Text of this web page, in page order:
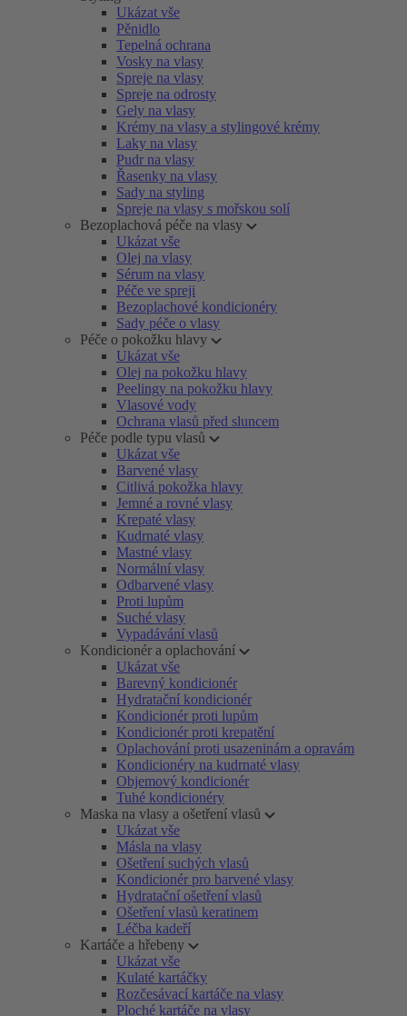
Ukázat vše
Pěnidlo
Tepelná ochrana
Vosky na vlasy
Spreje na vlasy
Spreje na odrosty
Gely na vlasy
Krémy na vlasy a stylingové krémy
Laky na vlasy
Pudr na vlasy
Řasenky na vlasy
Sady na styling
Spreje na vlasy s mořskou solí
Bezoplachová péče na vlasy
Ukázat vše
Olej na vlasy
Sérum na vlasy
Péče ve spreji
Bezoplachové kondicionéry
Sady péče o vlasy
Péče o pokožku hlavy
Ukázat vše
Olej na pokožku hlavy
Peelingy na pokožku hlavy
Vlasové vody
Ochrana vlasů před sluncem
Péče podle typu vlasů
Ukázat vše
Barvené vlasy
Citlivá pokožka hlavy
Jemné a rovné vlasy
Krepaté vlasy
Kudrnaté vlasy
Mastné vlasy
Normální vlasy
Odbarvené vlasy
Proti lupům
Suché vlasy
Vypadávání vlasů
Kondicionér a oplachování
Ukázat vše
Barevný kondicionér
Hydratační kondicionér
Kondicionér proti lupům
Kondicionér proti krepatění
Oplachování proti usazeninám a opravám
Kondicionéry na kudrnaté vlasy
Objemový kondicionér
Tuhé kondicionéry
Maska na vlasy a ošetření vlasů
Ukázat vše
Másla na vlasy
Ošetření suchých vlasů
Kondicionér pro barvené vlasy
Hydratační ošetření vlasů
Ošetření vlasů keratinem
Léčba kadeří
Kartáče a hřebeny
Ukázat vše
Kulaté kartáčky
Rozčesávací kartáče na vlasy
Ploché kartáče na vlasy